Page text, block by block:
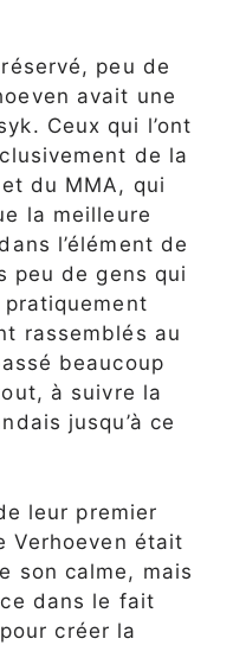
peu de
avait une
Ceux qui l’ont
de la
du MMA, qui
la meilleure
l’élément de
peu de gens qui
rassemblés au
beaucoup
à suivre la
jusqu’à ce
leur premier
Verhoeven était
son calme, mais
dans le fait
créer la